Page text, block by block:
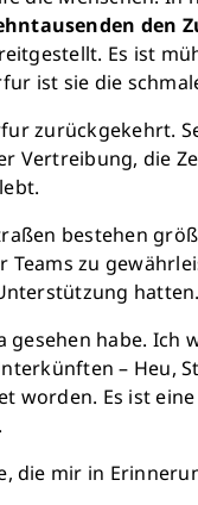
den
Es ist
ist sie die
zurückgekehrt.
Vertreibung,
bestehen
zu
hatten.
habe.
– Heu,
Es ist
die mir in